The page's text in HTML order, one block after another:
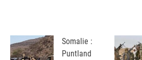
Somalie :
Puntland